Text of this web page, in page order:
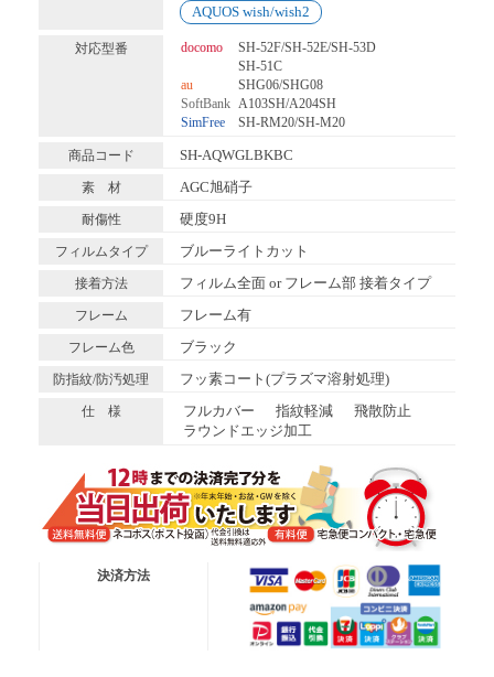
AQUOS wish/wish2
対応型番 docomo
SH-52F/SH-52E/SH-53D
SH-51C
au
SHG06/SHG08
SoftBank A103SH/A204SH
SimFree
SH-RM20/SH-M20
商品コード SH-AQWGLBKBC
素 材 AGC旭硝子
耐傷性 硬度9H
フィルムタイプ ブルーライトカット
接着方法 フィルム全面 or フレーム部 接着タイプ
フレーム フレーム有
フレーム色 ブラック
防指紋/防汚処理 フッ素コート(プラズマ溶射処理)
仕 様 フルカバー 指紋軽減
飛散防止
ラウンドエッジ加工
宅急便コンパクト
決済方法